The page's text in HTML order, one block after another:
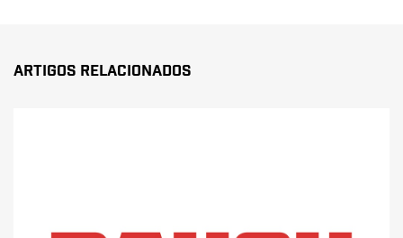
Artigos Relacionados